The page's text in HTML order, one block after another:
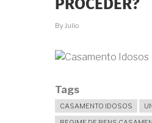
SUAS
PROCEDER?
By Julio
Tags
CASAMENTO IDOSOS